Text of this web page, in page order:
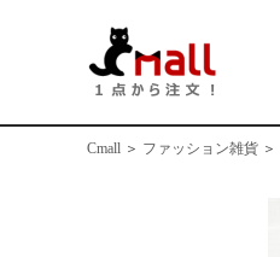
Cmall ＞ ファッション雑貨 ＞